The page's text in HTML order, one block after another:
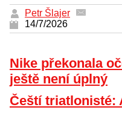
Petr Šlajer
14/7/2026
Nike překonala
ještě není úplný
Čeští triatlonisté: